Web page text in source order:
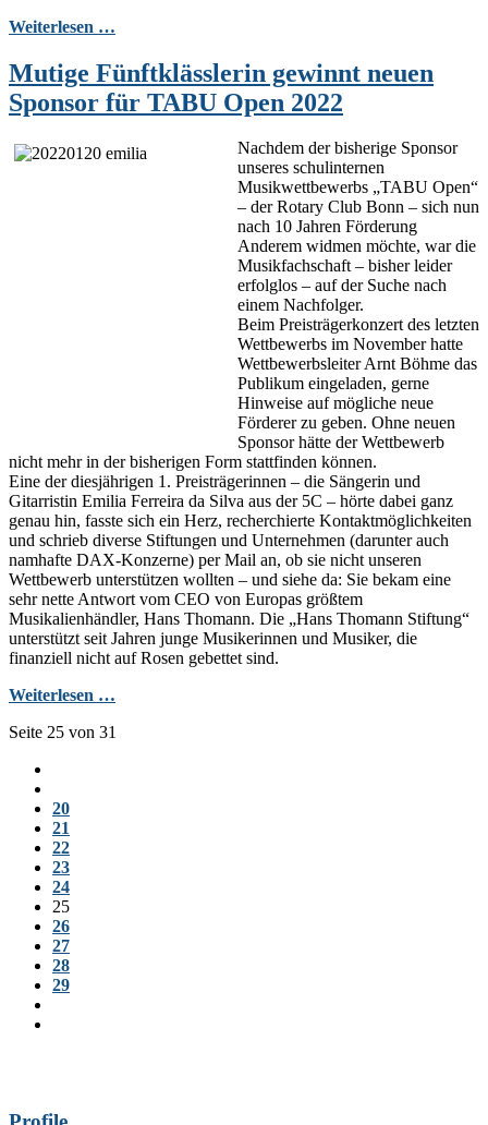
Weiterlesen …
Mutige Fünftklässlerin gewinnt neuen
Sponsor für TABU Open 2022
Nachdem der bisherige Sponsor
unseres schulinternen
Musikwettbewerbs „TABU Open“
– der Rotary Club Bonn – sich nun
nach 10 Jahren Förderung
Anderem widmen möchte, war die
Musikfachschaft – bisher leider
erfolglos – auf der Suche nach
einem Nachfolger.
Beim Preisträgerkonzert des letzten
Wettbewerbs im November hatte
Wettbewerbsleiter Arnt Böhme das
Publikum eingeladen, gerne
Hinweise auf mögliche neue
Förderer zu geben. Ohne neuen
Sponsor hätte der Wettbewerb
nicht mehr in der bisherigen Form stattfinden können.
Eine der diesjährigen 1. Preisträgerinnen – die Sängerin und
Gitarristin Emilia Ferreira da Silva aus der 5C – hörte dabei ganz
genau hin, fasste sich ein Herz, recherchierte Kontaktmöglichkeiten
und schrieb diverse Stiftungen und Unternehmen (darunter auch
namhafte DAX-Konzerne) per Mail an, ob sie nicht unseren
Wettbewerb unterstützen wollten – und siehe da: Sie bekam eine
sehr nette Antwort vom CEO von Europas größtem
Musikalienhändler, Hans Thomann. Die „Hans Thomann Stiftung“
unterstützt seit Jahren junge Musikerinnen und Musiker, die
finanziell nicht auf Rosen gebettet sind.
Weiterlesen …
Seite 25 von 31
20
21
22
23
24
25
26
27
28
29